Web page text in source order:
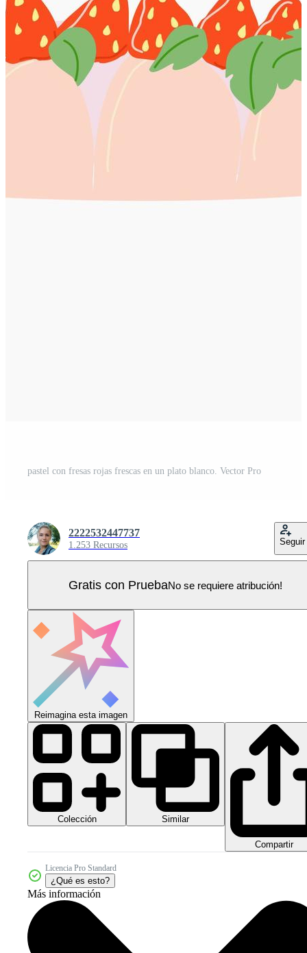
pastel con fresas rojas frescas en un plato blanco. Vector Pro
2222532447737
1.253 Recursos Seguir
Gratis con PruebaNo se requiere atribución!
Reimagina esta imagen
Colección Similar
Compartir
Licencia Pro Standard
¿Qué es esto?
Más información